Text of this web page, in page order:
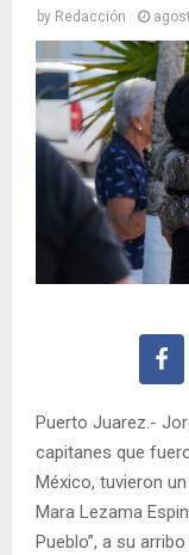
by Redacción
Puerto Juarez.-
capitanes que
México, tuvieron
Mara Lezama
Pueblo”, a su